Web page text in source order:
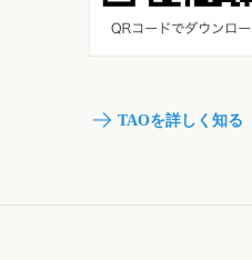
TAOを詳しく知る